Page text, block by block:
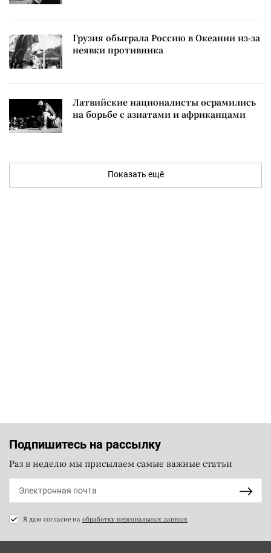
Грузия обыграла Россию в Океании из-за
неявки противника
Латвийские националисты осрамились
на борьбе с азиатами и африканцами
Показать ещё
Подпишитесь на рассылку
Раз в неделю мы присылаем самые важные статьи
Я даю согласие на обработку персональных данных